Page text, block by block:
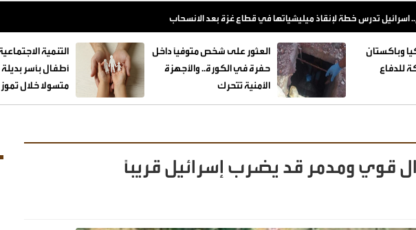
وباكستان
للدفاع
العثور على شخص متوفيًا داخل
حفرة في الكورة.. والأجهزة
الأمنية تتحرك
متسولا خلال تموز
قوي ومدمر قد يضرب إسرائيل قريبًا